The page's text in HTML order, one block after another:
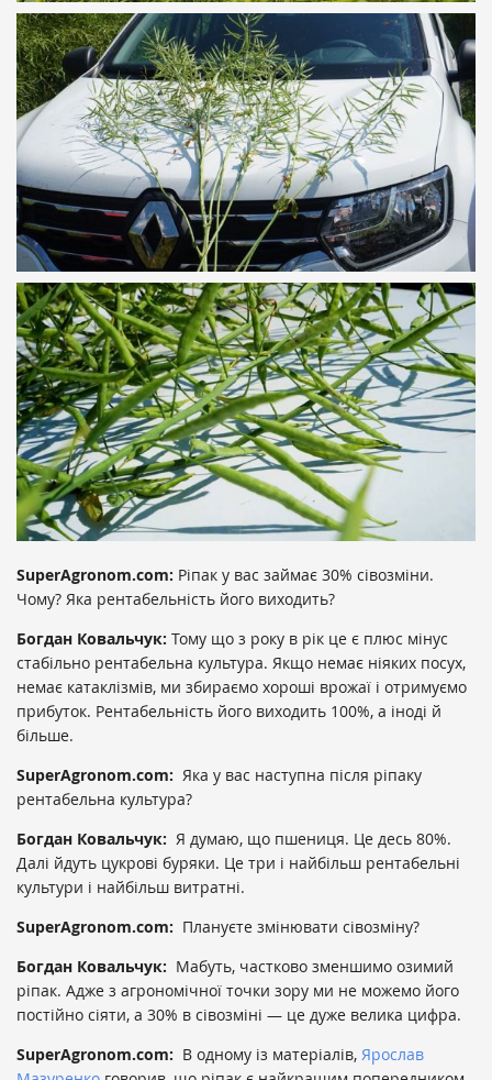
SuperAgronom.com: Ріпак у вас займає 30% сівозміни.
Чому? Яка рентабельність його виходить?
Богдан Ковальчук: Тому що з року в рік це є плюс мінус
стабільно рентабельна культура. Якщо немає ніяких посух,
немає катаклізмів, ми збираємо хороші врожаї і отримуємо
прибуток. Рентабельність його виходить 100%, а іноді й
більше.
SuperAgronom.com: Яка у вас наступна після ріпаку
рентабельна культура?
Богдан Ковальчук: Я думаю, що пшениця. Це десь 80%.
Далі йдуть цукрові буряки. Це три і найбільш рентабельні
культури і найбільш витратні.
SuperAgronom.com: Плануєте змінювати сівозміну?
Богдан Ковальчук: Мабуть, частково зменшимо озимий
ріпак. Адже з агрономічної точки зору ми не можемо його
постійно сіяти, а 30% в сівозміні — це дуже велика цифра.
SuperAgronom.com: В одному із матеріалів, Ярослав